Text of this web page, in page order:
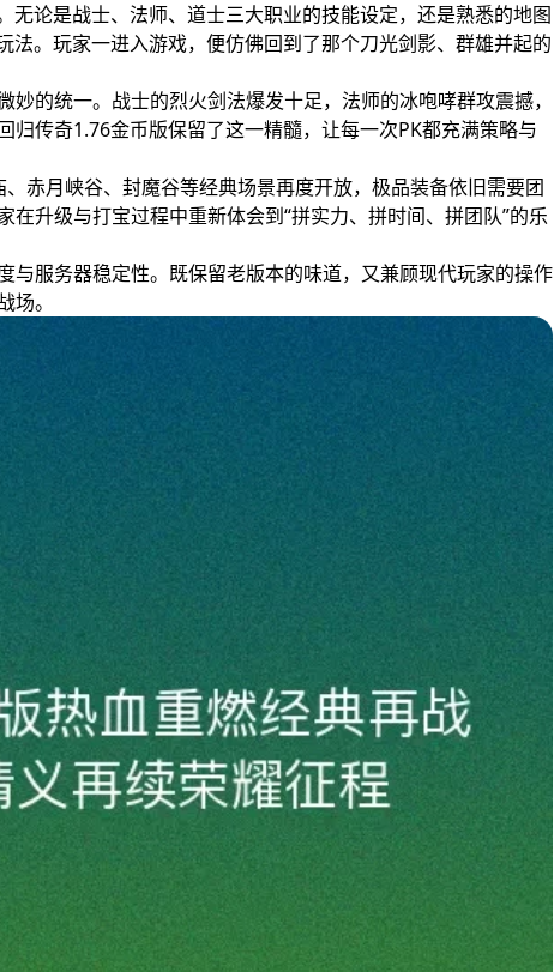
论是战士、法师、道士三大职业的技能设定，还是熟悉的地图
。玩家一进入游戏，便仿佛回到了那个刀光剑影、群雄并起的
的统一。战士的烈火剑法爆发十足，法师的冰咆哮群攻震撼，
传奇1.76金币版保留了这一精髓，让每一次PK都充满策略与
赤月峡谷、封魔谷等经典场景再度开放，极品装备依旧需要团
升级与打宝过程中重新体会到“拼实力、拼时间、拼团队”的乐
服务器稳定性。既保留老版本的味道，又兼顾现代玩家的操作
。